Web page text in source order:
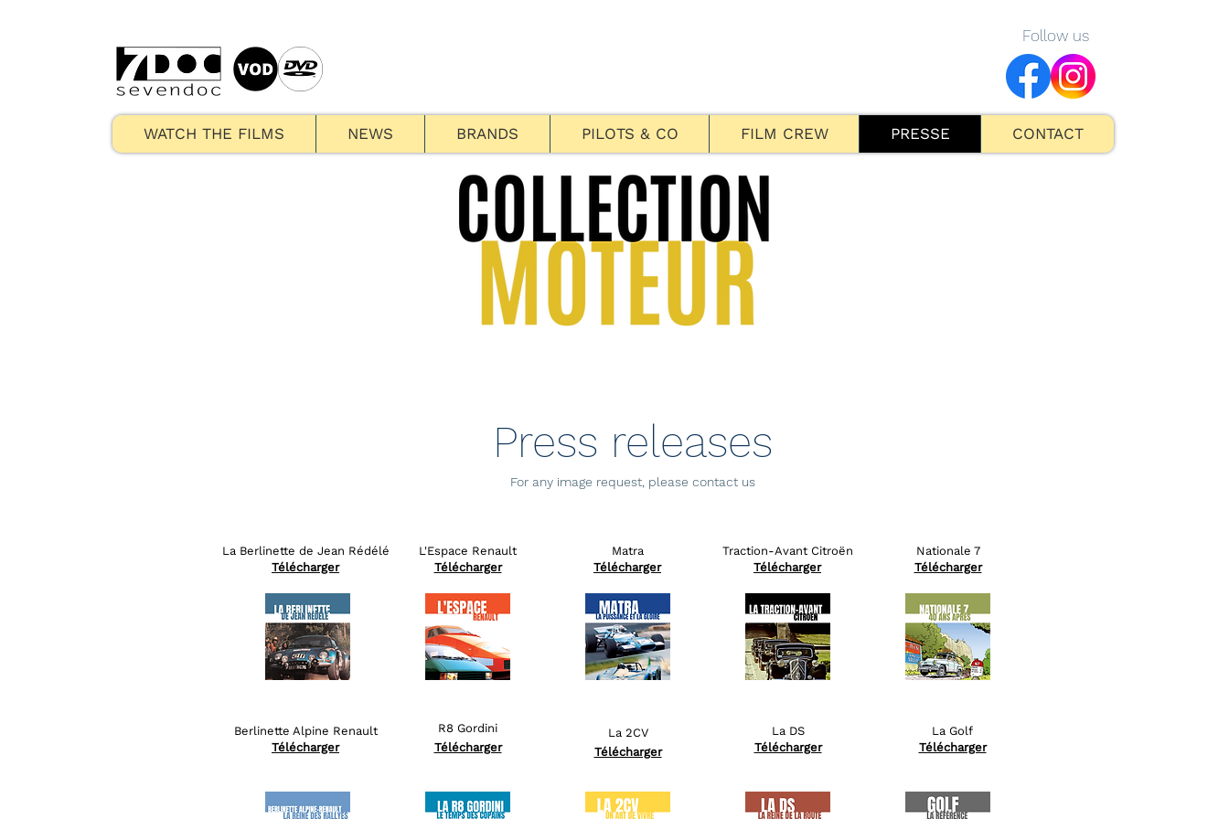
Follow us
WATCH THE FILMS NEWS BRANDS PILOTS & CO FILM CREW PRESSE CONTACT
Press releases
For any image request, please contact us
La Berlinette de Jean Rédélé
Télécharger
L'Espace Renault
Télécharger
Matra
Télécharger
Traction-Avant Citroën
Télécharger
Nationale 7
Télécharger
Berlinette Alpine Renault
Télécharger
R8 Gordini
Télécharger
La 2CV
Télécharger
La DS
Télécharger
La Golf
Télécharger